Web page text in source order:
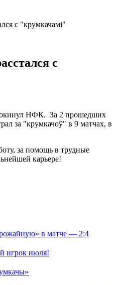
с "крумкачамi"
с
НФК. За 2 прошедших
за "крумкачоў" в 9 матчах, в
за помощь в трудные
карьере!
в матче — 2:4
игрок июля!